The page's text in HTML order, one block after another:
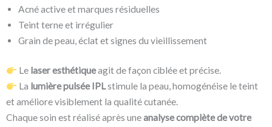
Acné active et marques résiduelles
Teint terne et irrégulier
Grain de peau, éclat et signes du vieillissement
Le laser esthétiqueagit de façon ciblée et précise.
La lumière pulsée IPLstimule la peau, homogénéise le teint
et améliore visiblement la qualité cutanée.
Chaque soin est réalisé après uneanalyse complète de votre